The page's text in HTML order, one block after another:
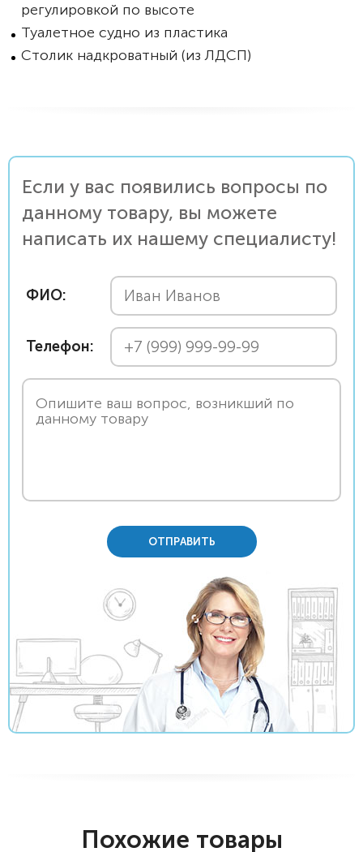
регулировкой по высоте
Туалетное судно из пластика
Столик надкроватный (из ЛДСП)
Если у вас появились вопросы по
данному товару, вы можете
написать их нашему специалисту!
ФИО:
Телефон:
ОТПРАВИТЬ
Похожие товары